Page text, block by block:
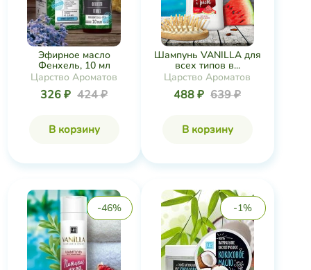
Эфирное масло
Фенхель, 10 мл
Царство Ароматов
326 ₽ 424 ₽
В корзину
Шампунь VANILLA для
всех типов в...
Царство Ароматов
488 ₽ 639 ₽
В корзину
-46% -1%